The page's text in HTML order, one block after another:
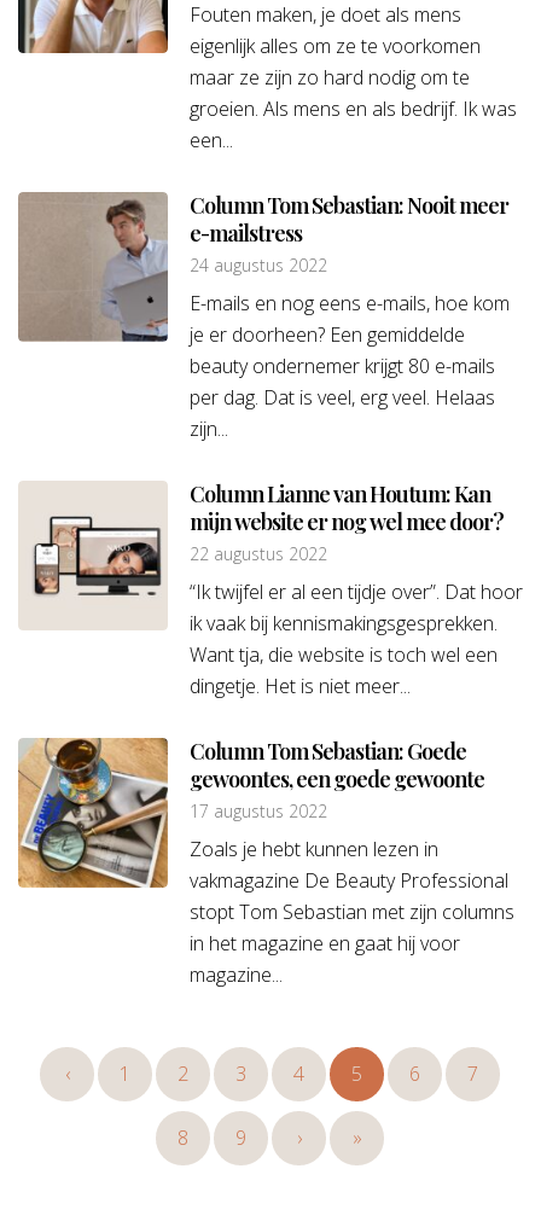
Fouten maken, je doet als mens
eigenlijk alles om ze te voorkomen
maar ze zijn zo hard nodig om te
groeien. Als mens en als bedrijf. Ik was
een...
Column Tom Sebastian: Nooit meer
e-mailstress
24 augustus 2022
E-mails en nog eens e-mails, hoe kom
je er doorheen? Een gemiddelde
beauty ondernemer krijgt 80 e-mails
per dag. Dat is veel, erg veel. Helaas
zijn...
Column Lianne van Houtum: Kan
mijn website er nog wel mee door?
22 augustus 2022
“Ik twijfel er al een tijdje over”. Dat hoor
ik vaak bij kennismakingsgesprekken.
Want tja, die website is toch wel een
dingetje. Het is niet meer...
Column Tom Sebastian: Goede
gewoontes, een goede gewoonte
17 augustus 2022
Zoals je hebt kunnen lezen in
vakmagazine De Beauty Professional
stopt Tom Sebastian met zijn columns
in het magazine en gaat hij voor
magazine...
‹ 1 2 3 4 5 6 7
8 9 › »